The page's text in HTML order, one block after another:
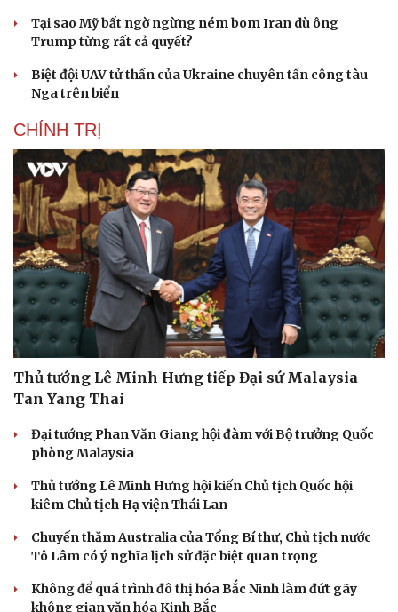
Tại sao Mỹ bất ngờ ngừng ném bom Iran dù ông
Trump từng rất cả quyết?
Biệt đội UAV tử thần của Ukraine chuyên tấn công tàu
Nga trên biển
CHÍNH TRỊ
Thủ tướng Lê Minh Hưng tiếp Đại sứ Malaysia
Tan Yang Thai
Đại tướng Phan Văn Giang hội đàm với Bộ trưởng Quốc
phòng Malaysia
Thủ tướng Lê Minh Hưng hội kiến Chủ tịch Quốc hội
kiêm Chủ tịch Hạ viện Thái Lan
Chuyến thăm Australia của Tổng Bí thư, Chủ tịch nước
Tô Lâm có ý nghĩa lịch sử đặc biệt quan trọng
Không để quá trình đô thị hóa Bắc Ninh làm đứt gãy
không gian văn hóa Kinh Bắc